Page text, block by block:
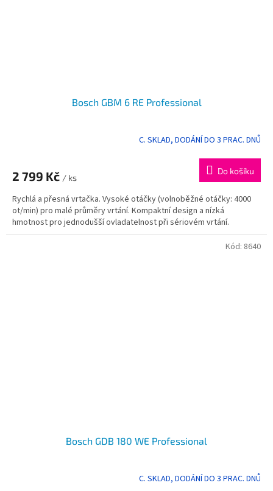
Bosch GBM 6 RE Professional
C. SKLAD, DODÁNÍ DO 3 PRAC. DNŮ
2 799 Kč / ks
Do košíku
Rychlá a přesná vrtačka. Vysoké otáčky (volnoběžné otáčky: 4000
ot/min) pro malé průměry vrtání. Kompaktní design a nízká
hmotnost pro jednodušší ovladatelnost při sériovém vrtání.
Bosch GDB 180 WE Professional
C. SKLAD, DODÁNÍ DO 3 PRAC. DNŮ
Kód: 8640